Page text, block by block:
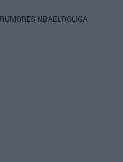
RUMORES NBAEUROLIGA